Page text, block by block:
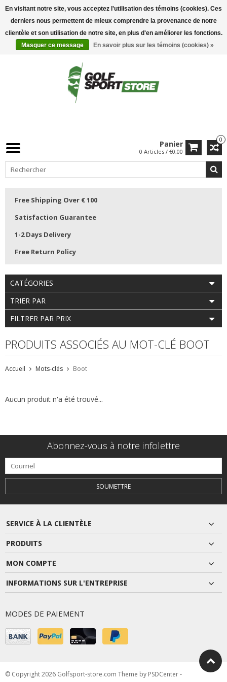
0
Panier
0 Articles / €0,00
Free Shipping Over € 100
Satisfaction Guarantee
1-2 Days Delivery
Free Return Policy
CATÉGORIES
TRIER PAR
FILTRER PAR PRIX
PRODUITS ASSOCIÉS AU MOT-CLÉ BOOT
Accueil Mots-clés Boot
Aucun produit n'a été trouvé...
Abonnez-vous à notre infolettre
SOUMETTRE
SERVICE À LA CLIENTÈLE
PRODUITS
MON COMPTE
INFORMATIONS SUR L'ENTREPRISE
MODES DE PAIEMENT
© Copyright 2026 Golfsport-store.com Theme by PSDCenter-
En visitant notre site, vous acceptez l'utilisation des témoins (cookies). Ces
derniers nous permettent de mieux comprendre la provenance de notre
clientèle et son utilisation de notre site, en plus d'en améliorer les fonctions.
Masquer ce message
En savoir plus sur les témoins (cookies) »